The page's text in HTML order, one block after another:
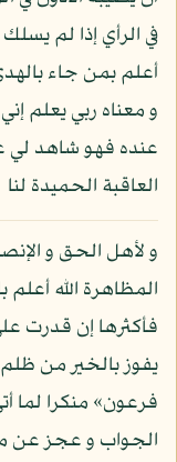
في الرأي إذا لم
أعلم بمن جاء
و معناه ربي يعلم
عنده فهو شاهد لي
العاقبة الحميدة لنا
و لأهل الحق و
المظاهرة الله
فأكثرها إن قدرت
يفوز بالخير من
فرعون» منكرا لما
الجواب و عجز عن